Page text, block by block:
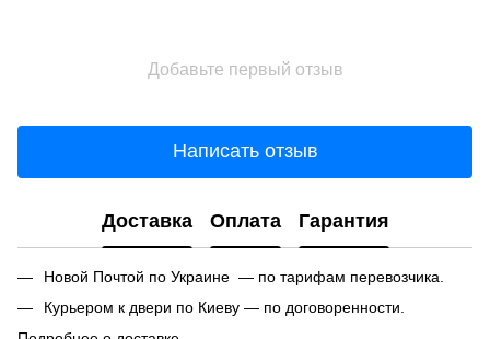
Добавьте первый отзыв
Написать отзыв
Доставка Оплата Гарантия
Новой Почтой по Украине — по тарифам перевозчика.
Курьером к двери по Киеву — по договоренности.